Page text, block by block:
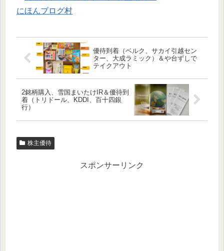
にほんブログ村
優待到着（ベルク、サカイ引越セン
ター、大成ラミック）＆や台ずしで
テイクアウト
2銘柄購入、雪国まいたけIR＆優待到
着（トリドール、KDDI、百十四銀
行）
株主優待
スポンサーリンク